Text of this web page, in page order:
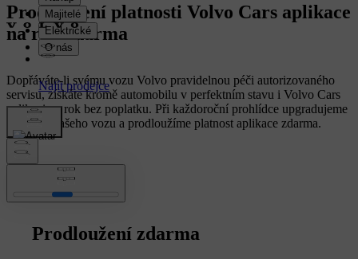
Prodloužení platnosti Volvo Cars aplikace
na rok zdarma
Dopřáváte-li svému vozu Volvo pravidelnou péči autorizovaného
servisu, získáte kromě automobilu v perfektním stavu i Volvo Cars
aplikaci na rok bez poplatku. Při každoroční prohlídce upgradujeme
software vašeho vozu a prodloužíme platnost aplikace zdarma.
Prodloužení zdarma